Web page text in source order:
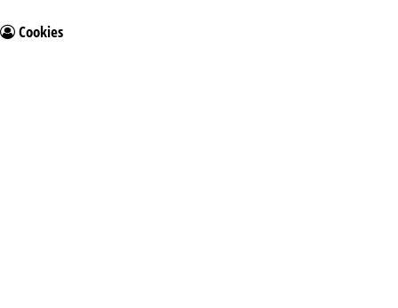
Cookies